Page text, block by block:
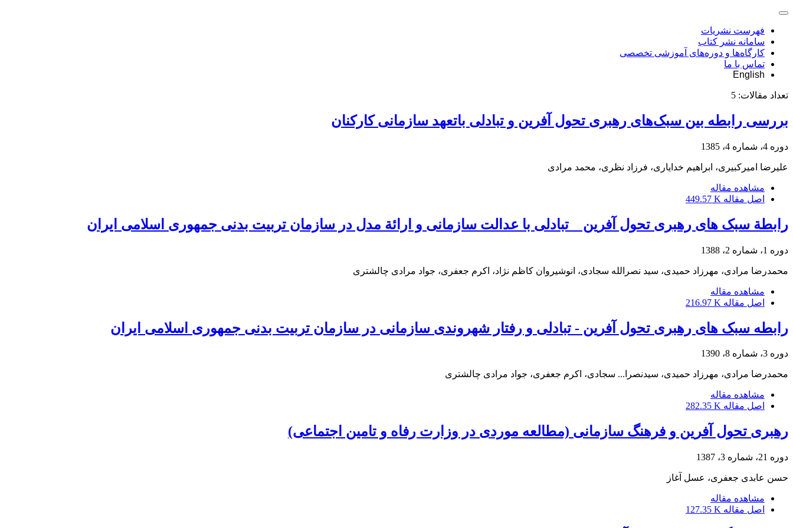
فهرست نشریات
سامانه نشر کتاب
کارگاه‌ها و دوره‌های آموزشی تخصصی
تماس با ما
English
تعداد مقالات: 5
بررسی رابطه بین سبک‌های رهبری تحول آفرین و تبادلی باتعهد سازمانی کارکنان
دوره 4، شماره 4، 1385
علیرضا امیرکبیری، ابراهیم خدایاری، فرزاد نظری، محمد مرادی
مشاهده مقاله
اصل مقاله 449.57 K
رابطة سبک های رهبری تحول آفرین _ تبادلی با عدالت سازمانی و ارائة مدل در سازمان تربیت بدنی جمهوری اسلامی ایران
دوره 1، شماره 2، 1388
محمدرضا مرادی، مهرزاد حمیدی، سید نصرالله سجادی، انوشیروان کاظم نژاد، اکرم جعفری، جواد مرادی چالشتری
مشاهده مقاله
اصل مقاله 216.97 K
رابطه سبک های رهبری تحول آفرین - تبادلی و رفتار شهروندی سازمانی در سازمان تربیت بدنی جمهوری اسلامی ایران
دوره 3، شماره 8، 1390
محمدرضا مرادی، مهرزاد حمیدی، سیدنصرا... سجادی، اکرم جعفری، جواد مرادی چالشتری
مشاهده مقاله
اصل مقاله 282.35 K
رهبری تحول آفرین و فرهنگ سازمانی (مطالعه موردی در وزارت رفاه و تامین اجتماعی)
دوره 21، شماره 3، 1387
حسن عابدی جعفری، عسل آغاز
مشاهده مقاله
اصل مقاله 127.35 K